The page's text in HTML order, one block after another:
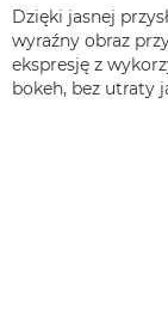
Dzięki jasnej
wyraźny obraz
ekspresję z
bokeh, bez utraty